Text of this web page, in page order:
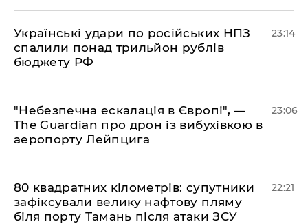
​Українські удари по російських НПЗ
спалили понад трильйон рублів
бюджету РФ
23:14
​"Небезпечна ескалація в Європі", —
The Guardian про дрон із вибухівкою в
аеропорту Лейпцига
23:06
​80 квадратних кілометрів: супутники
зафіксували велику нафтову пляму
біля порту Тамань після атаки ЗСУ
22:21